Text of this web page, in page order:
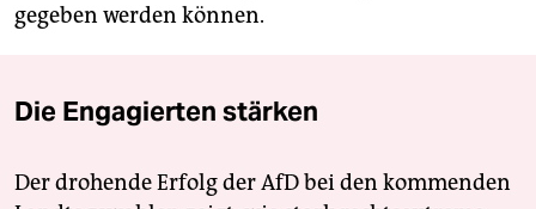
gegeben werden können.
Die Engagierten stärken
Der drohende Erfolg der AfD bei den kommenden